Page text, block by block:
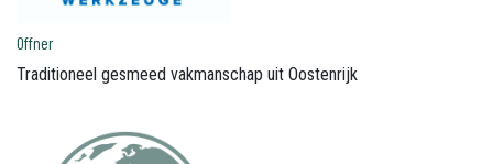
Offner
Traditioneel gesmeed vakmanschap uit Oostenrijk